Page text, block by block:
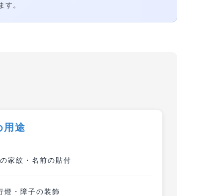
す。
用途
家紋・名前の貼付
燈・障子の装飾